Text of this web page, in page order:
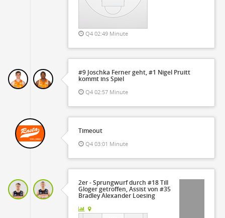
Q4 02:49 Minute
#9 Joschka Ferner geht, #1 Nigel Pruitt
kommt ins Spiel
Q4 02:57 Minute
Timeout
Q4 03:01 Minute
2er - Sprungwurf durch #18 Till
Gloger getroffen, Assist von #35
Bradley Alexander Loesing